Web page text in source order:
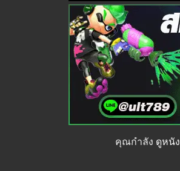
คุณกำลัง ดูหนัง